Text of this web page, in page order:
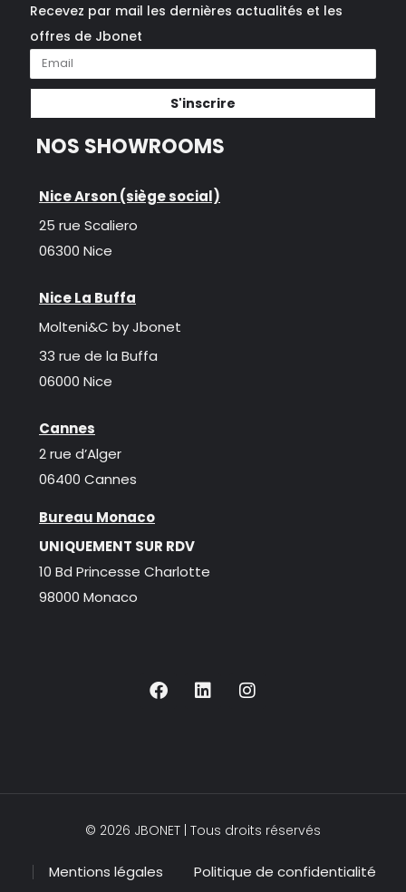
Recevez par mail les dernières actualités et les
offres de Jbonet
S'inscrire
NOS SHOWROOMS
Nice Arson (siège social)
25 rue Scaliero
06300 Nice
Nice La Buffa
Molteni&C by Jbonet
33 rue de la Buffa
06000 Nice
Cannes
2 rue d’Alger
06400 Cannes
Bureau Monaco
UNIQUEMENT SUR RDV
10 Bd Princesse Charlotte
98000 Monaco
© 2026 JBONET | Tous droits réservés
Mentions légales Politique de confidentialité